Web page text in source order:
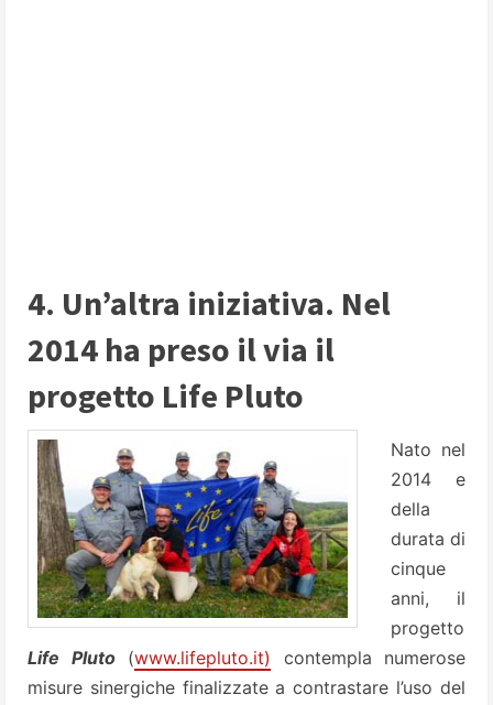
4. Un’altra iniziativa. Nel
2014 ha preso il via il
progetto Life Pluto
Nato nel
2014 e
della
durata di
cinque
anni, il
progetto
Life Pluto(www.lifepluto.it) contempla numerose
misure sinergiche finalizzate a contrastare l’uso del